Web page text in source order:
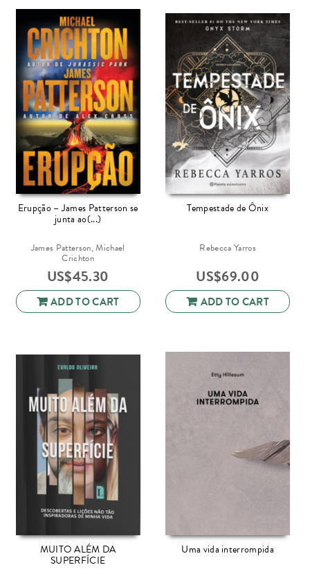
Erupção – James Patterson se
junta ao(...)
James Patterson, Michael
Crichton
US$45.30
ADD TO CART
Tempestade de Ônix
Rebecca Yarros
US$69.00
ADD TO CART
MUITO ALÉM DA
SUPERFÍCIE
Uma vida interrompida